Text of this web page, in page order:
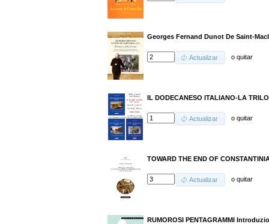
Georges Fernand Dunot De Saint-
Actualizar oquitar
IL DODECANESO ITALIANO-LA
Actualizar oquitar
TOWARD THE END OF
Actualizar oquitar
RUMOROSI PENTAGRAMMI